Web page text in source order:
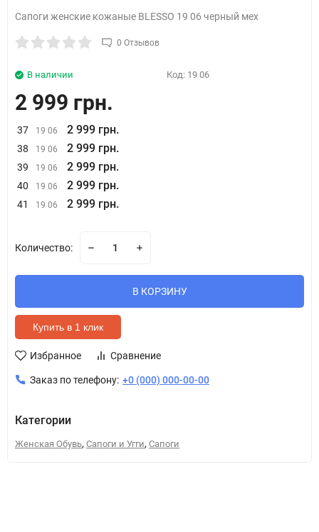
Сапоги женские кожаные BLESSO 19 06 черный мех
0 Отзывов
В наличии Код: 19 06
2 999 грн.
37 19 06 2 999 грн.
38 19 06 2 999 грн.
39 19 06 2 999 грн.
40 19 06 2 999 грн.
41 19 06 2 999 грн.
Количество:
В КОРЗИНУ
Купить в 1 клик
Избранное Сравнение
Заказ по телефону: +0 (000) 000-00-00
Категории
Женская Обувь, Сапоги и Угги, Сапоги